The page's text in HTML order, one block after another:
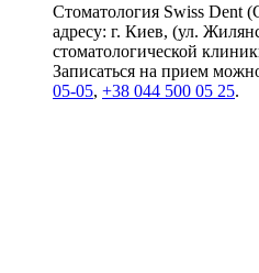
Стоматология Swiss Dent
адресу: г. Киев, (ул.
стоматологической
Записаться на прием
05-05, +38 044 500 05 25.